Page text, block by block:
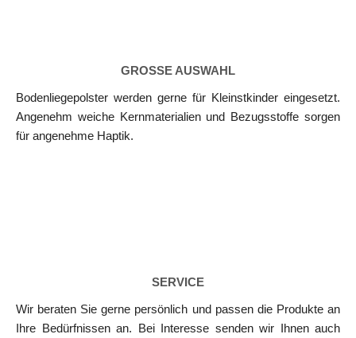
GROSSE AUSWAHL
Bodenliegepolster werden gerne für Kleinstkinder eingesetzt.
Angenehm weiche Kernmaterialien und Bezugsstoffe sorgen
für angenehme Haptik.
SERVICE
Wir beraten Sie gerne persönlich und passen die Produkte an
Ihre Bedürfnissen an. Bei Interesse senden wir Ihnen auch